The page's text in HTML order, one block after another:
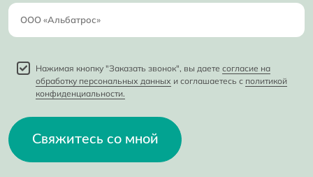
Нажимая кнопку "Заказать звонок", вы даете согласие на
обработку персональных данных и соглашаетесь с политикой
конфиденциальности.
Свяжитесь со мной